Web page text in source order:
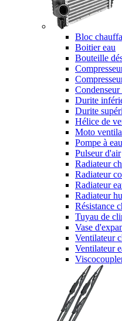
Bloc
Boitier eau
Bouteille
Durite
Durite
Hélice de
Moto
Pompe à eau
Pulseur d'air
Radiateur
Radiateur
Radiateur
Radiateur
Résistance
Tuyau de
Vase
Ventilateur
Ventilateur